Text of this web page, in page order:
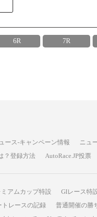
6R 7R
ース-キャンペーン情報
ニュ
？登録方法 AutoRace.JP投票
アムカップ特設 GIレース特
トレースの記録
普通開催の勝